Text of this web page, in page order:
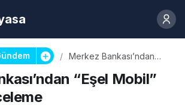
Merkez Bankası’ndan
İnceleme
“Eşel Mobil”